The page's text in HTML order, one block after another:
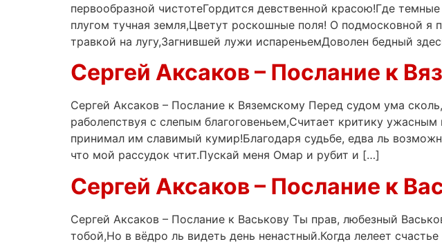
первообразной чистотеГордится девственной красою!Где
плугом тучная земля,Цветут роскошные поля! О подмосковной
травкой на лугу,Загнившей лужи испареньемДоволен бедный
Сергей Аксаков – Послание к
Сергей Аксаков – Послание к Вяземскому Перед судом ума
раболепствуя с слепым благоговеньем,Считает критику
принимал им славимый кумир!Благодаря судьбе, едва ль
что мой рассудок чтит.Пускай меня Омар и рубит и […]
Сергей Аксаков – Послание к
Сергей Аксаков – Послание к Васькову Ты прав, любезный
тобой,Но в вёдро ль видеть день ненастный.Когда лелеет